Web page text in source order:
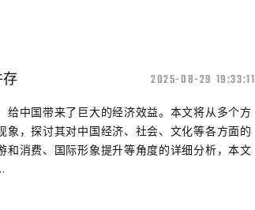
2025-08-29 19:33:11
中国带来了巨大的经济效益。本文将从多个方
，探讨其对中国经济、社会、文化等各方面的
消费、国际形象提升等角度的详细分析，本文